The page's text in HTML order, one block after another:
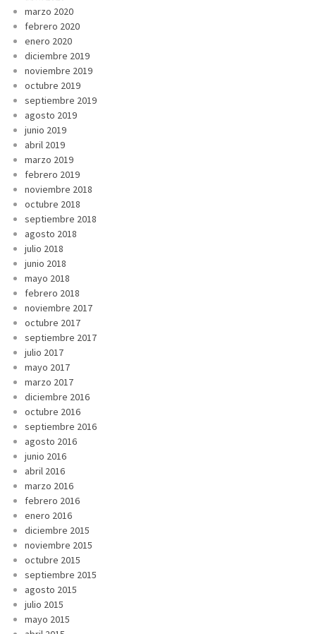
marzo 2020
febrero 2020
enero 2020
diciembre 2019
noviembre 2019
octubre 2019
septiembre 2019
agosto 2019
junio 2019
abril 2019
marzo 2019
febrero 2019
noviembre 2018
octubre 2018
septiembre 2018
agosto 2018
julio 2018
junio 2018
mayo 2018
febrero 2018
noviembre 2017
octubre 2017
septiembre 2017
julio 2017
mayo 2017
marzo 2017
diciembre 2016
octubre 2016
septiembre 2016
agosto 2016
junio 2016
abril 2016
marzo 2016
febrero 2016
enero 2016
diciembre 2015
noviembre 2015
octubre 2015
septiembre 2015
agosto 2015
julio 2015
mayo 2015